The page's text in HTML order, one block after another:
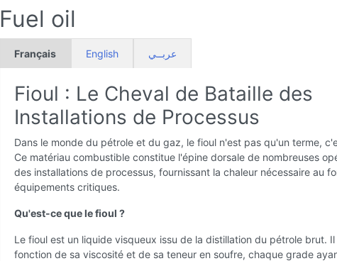
Fuel oil
Français English عربــي
Fioul : Le Cheval de Bataille des
Installations de Processus
Dans le monde du pétrole et du gaz, le fioul n'est pas qu'un terme,
Ce matériau combustible constitue l'épine dorsale de nombreuses
des installations de processus, fournissant la chaleur nécessaire au
équipements critiques.
Qu'est-ce que le fioul ?
Le fioul est un liquide visqueux issu de la distillation du pétrole brut.
fonction de sa viscosité et de sa teneur en soufre, chaque grade